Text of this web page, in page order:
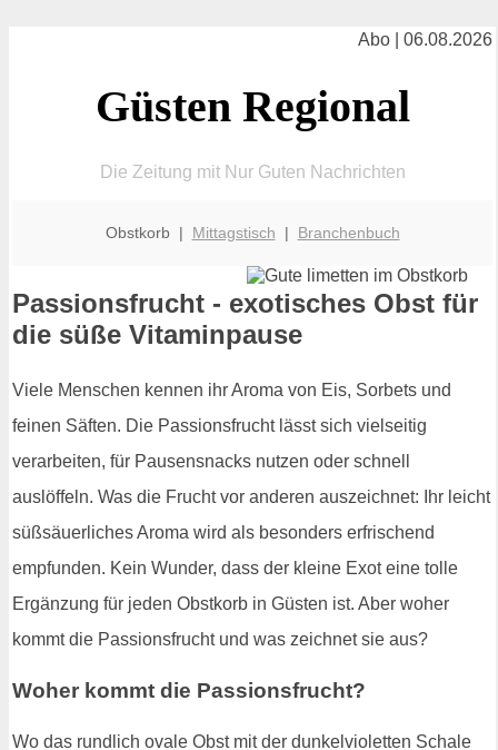
Abo | 06.08.2026
Güsten Regional
Die Zeitung mit Nur Guten Nachrichten
Obstkorb | Mittagstisch | Branchenbuch
Passionsfrucht - exotisches Obst für
die süße Vitaminpause
Viele Menschen kennen ihr Aroma von Eis, Sorbets und
feinen Säften. Die Passionsfrucht lässt sich vielseitig
verarbeiten, für Pausensnacks nutzen oder schnell
auslöffeln. Was die Frucht vor anderen auszeichnet: Ihr leicht
süßsäuerliches Aroma wird als besonders erfrischend
empfunden. Kein Wunder, dass der kleine Exot eine tolle
Ergänzung für jeden Obstkorb in Güsten ist. Aber woher
kommt die Passionsfrucht und was zeichnet sie aus?
Woher kommt die Passionsfrucht?
Wo das rundlich ovale Obst mit der dunkelvioletten Schale